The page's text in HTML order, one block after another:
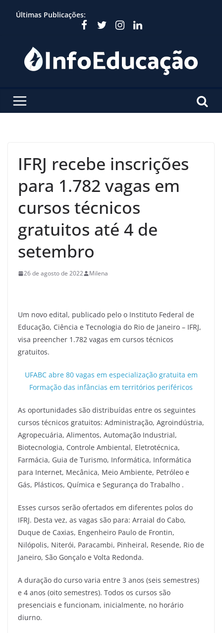
Últimas Publicações:
IFRJ recebe inscrições
para 1.782 vagas em
cursos técnicos
gratuitos até 4 de
setembro
26 de agosto de 2022 Milena
Um novo edital, publicado pelo o Instituto Federal de
Educação, Ciência e Tecnologia do Rio de Janeiro – IFRJ,
visa preencher 1.782 vagas em cursos técnicos
gratuitos.
UFABC abre 80 vagas em especialização gratuita em
Formação das infâncias em territórios periféricos
As oportunidades são distribuídas entre os seguintes
cursos técnicos gratuitos: Administração, Agroindústria,
Agropecuária, Alimentos, Automação Industrial,
Biotecnologia, Controle Ambiental, Eletrotécnica,
Farmácia, Guia de Turismo, Informática, Informática
para Internet, Mecânica, Meio Ambiente, Petróleo e
Gás, Plásticos, Química e Segurança do Trabalho .
Esses cursos serão ofertados em diferentes polos do
IFRJ. Desta vez, as vagas são para: Arraial do Cabo,
Duque de Caxias, Engenheiro Paulo de Frontin,
Nilópolis, Niterói, Paracambi, Pinheiral, Resende, Rio de
Janeiro, São Gonçalo e Volta Redonda.
A duração do curso varia entre 3 anos (seis semestres)
e 4 anos (oito semestres). Todos os cursos são
presenciais e funcionam, inicialmente, no horário
diurno.